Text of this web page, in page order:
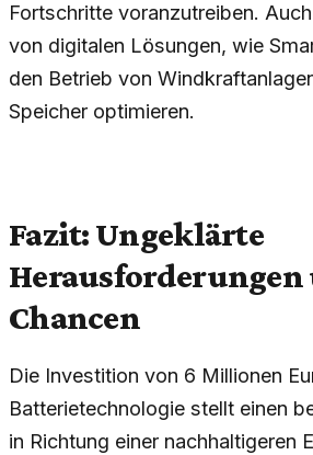
Fortschritte voranzutreiben.
von digitalen Lösungen, wie
den Betrieb von
Speicher optimieren.
Fazit: Ungeklärte
Herausforderungen
Chancen
Die Investition von 6 Millionen
Batterietechnologie stellt einen
in Richtung einer nachhaltigeren